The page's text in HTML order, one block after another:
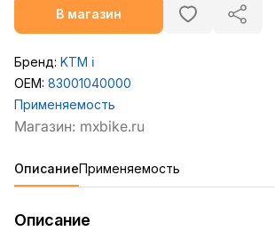
В магазин
Бренд: KTM ℹ️
OEM: 83001040000
Применяемость
ОписаниеПрименяемость
Описание